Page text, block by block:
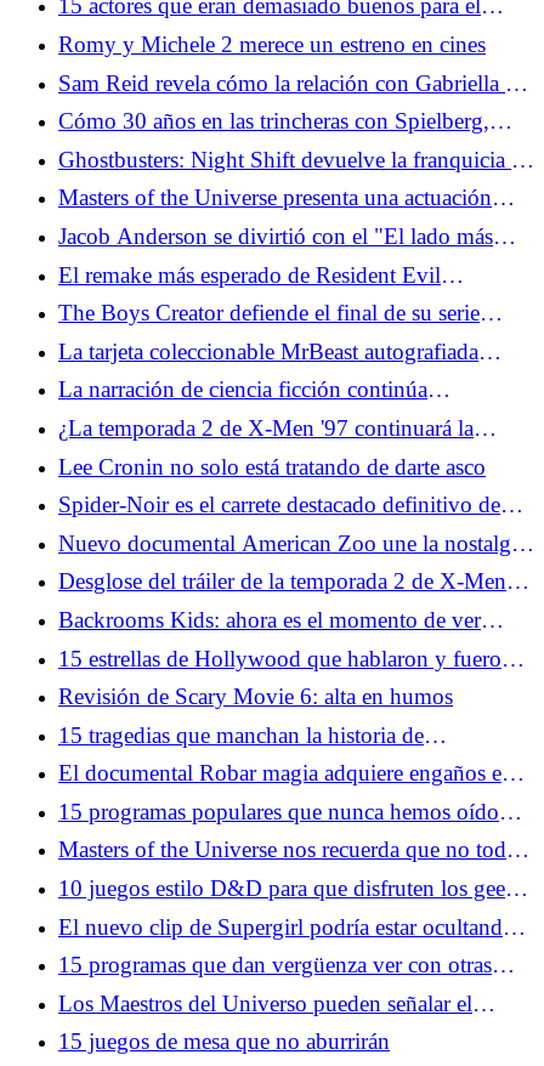
extraterrestres
15 actores que eran demasiado buenos para el
guión que les dieron
Romy y Michele 2 merece un estreno en cines
Sam Reid revela cómo la relación con Gabriella es
clave para El vampiro Lestat
Cómo 30 años en las trincheras con Spielberg,
Aliens, Indy y Dinosaurs llevaron al Día de la
Divulgación
Ghostbusters: Night Shift devuelve la franquicia a
la animación, su hogar natural
Masters of the Universe presenta una actuación
realmente genial de Jared Leto
Jacob Anderson se divirtió con el "El lado más
malvado” de Louis en El vampiro Lestat
El remake más esperado de Resident Evil
finalmente está sucediendo
The Boys Creator defiende el final de su serie
divisiva
La tarjeta coleccionable MrBeast autografiada
destaca el último conjunto de Topps
La narración de ciencia ficción continúa
evolucionando sin IA
¿La temporada 2 de X-Men '97 continuará la
historia de amor queer oculta a plena vista?
Lee Cronin no solo está tratando de darte asco
Spider-Noir es el carrete destacado definitivo de
Nicolas Cage
Nuevo documental American Zoo une la nostalgia
y lo increíble
Desglose del tráiler de la temporada 2 de X-Men
'97: Apocalipsis, nuevos disfraces y más
Backrooms Kids: ahora es el momento de ver
Twin Peaks
15 estrellas de Hollywood que hablaron y fueron
silenciadas
Revisión de Scary Movie 6: alta en humos
15 tragedias que manchan la historia de
Hollywood
El documental Robar magia adquiere engaños en
el mundo de las ilusiones
15 programas populares que nunca hemos oído
mencionar a nadie
Masters of the Universe nos recuerda que no todas
las tonterías tienen que ser una broma
10 juegos estilo D&D para que disfruten los geeks
modernos
El nuevo clip de Supergirl podría estar ocultando
una conexión con el hombre del mañana
15 programas que dan vergüenza ver con otras
personas en la sala
Los Maestros del Universo pueden señalar el
camino para Thor 5
15 juegos de mesa que no aburrirán